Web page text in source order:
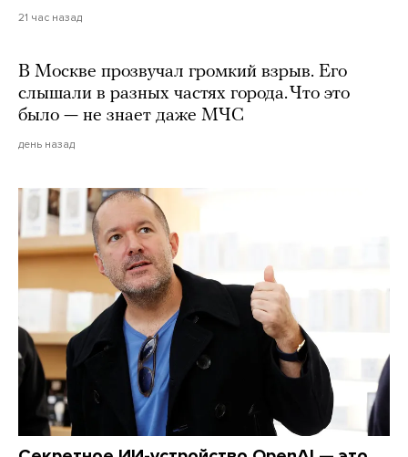
21 час назад
В Москве прозвучал громкий взрыв. Его
слышали в разных частях города. Что это
было — не знает даже МЧС
день назад